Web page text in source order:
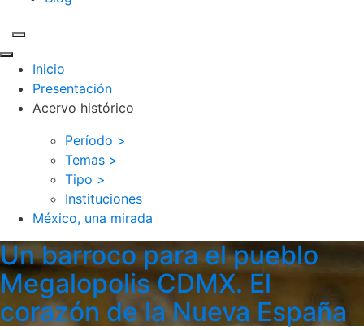
Inicio
Presentación
Acervo histórico
Período >
Temas >
Tipo >
Instituciones
México, una mirada
Un barroco para el pueblo
Megalopolis CDMX. El
corazón de la Nueva España